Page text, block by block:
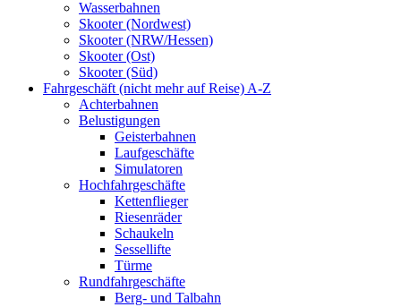
Wasserbahnen
Skooter (Nordwest)
Skooter (NRW/Hessen)
Skooter (Ost)
Skooter (Süd)
Fahrgeschäft (nicht mehr auf Reise) A-Z
Achterbahnen
Belustigungen
Geisterbahnen
Laufgeschäfte
Simulatoren
Hochfahrgeschäfte
Kettenflieger
Riesenräder
Schaukeln
Sessellifte
Türme
Rundfahrgeschäfte
Berg- und Talbahn